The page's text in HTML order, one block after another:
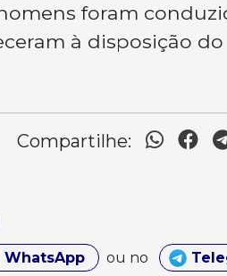
foram
à disposição
Compartilhe:
WhatsApp ou no